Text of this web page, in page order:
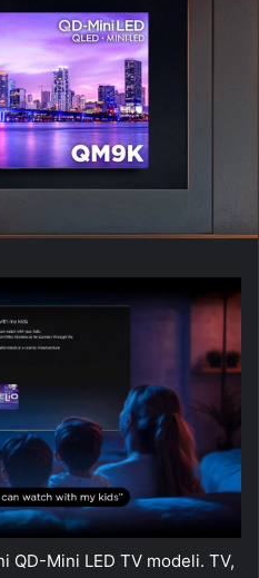
QD-Mini LED TV modeli. TV,